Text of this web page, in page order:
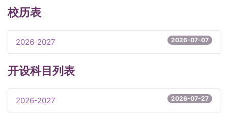
校历表
2026-2027 2026-07-07
开设科目列表
2026-2027 2026-07-27